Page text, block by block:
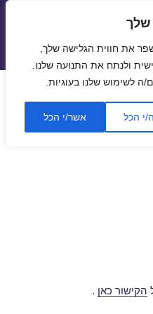
שלך
את חווית הגלישה שלך,
ולנתח את התנועה שלנו.
לשימוש שלנו בעוגיות.
י הכל אשר/י הכל
תפריטים
ווידג'טים
הקישור כאן .